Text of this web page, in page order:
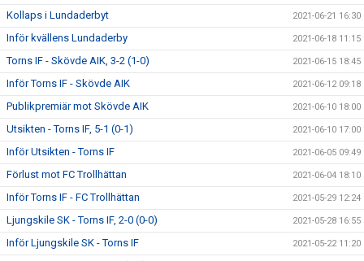
Kollaps i Lundaderbyt 2021-06-21 16:30
Inför kvällens Lundaderby 2021-06-18 11:15
Torns IF - Skövde AIK, 3-2 (1-0) 2021-06-15 18:45
Inför Torns IF - Skövde AIK 2021-06-12 09:18
Publikpremiär mot Skövde AIK 2021-06-10 18:00
Utsikten - Torns IF, 5-1 (0-1) 2021-06-10 17:00
Inför Utsikten - Torns IF 2021-06-05 09:49
Förlust mot FC Trollhättan 2021-06-04 18:10
Inför Torns IF - FC Trollhättan 2021-05-29 12:24
Ljungskile SK - Torns IF, 2-0 (0-0) 2021-05-28 16:55
Inför Ljungskile SK - Torns IF 2021-05-22 11:20